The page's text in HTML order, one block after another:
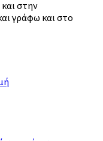
στην
γράφω και στο